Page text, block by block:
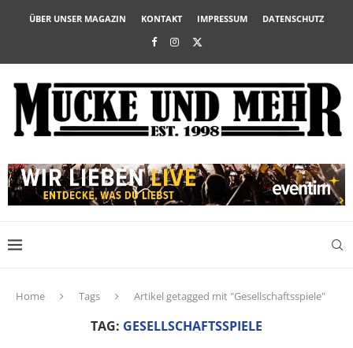
ÜBER UNSER MAGAZIN KONTAKT IMPRESSUM DATENSCHUTZ
Home Tags Artikel getagged mit "Gesellschaftsspiele"
TAG: GESELLSCHAFTSSPIELE